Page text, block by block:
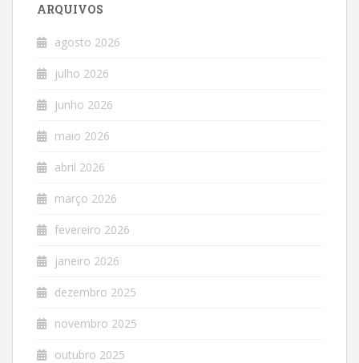
ARQUIVOS
agosto 2026
julho 2026
junho 2026
maio 2026
abril 2026
março 2026
fevereiro 2026
janeiro 2026
dezembro 2025
novembro 2025
outubro 2025